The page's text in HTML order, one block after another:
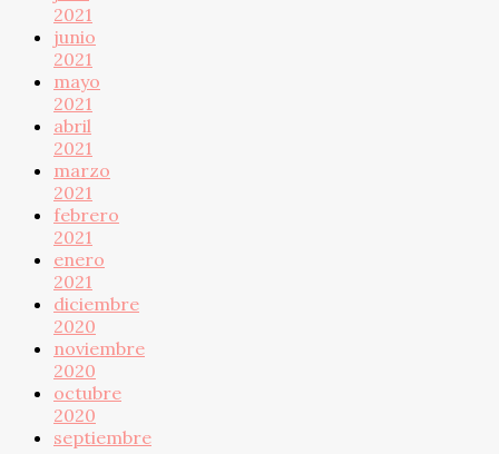
2021
junio
2021
mayo
2021
abril
2021
marzo
2021
febrero
2021
enero
2021
diciembre
2020
noviembre
2020
octubre
2020
septiembre